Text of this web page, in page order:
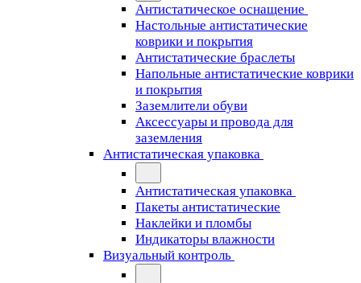
Антистатическое оснащение
Настольные антистатические
коврики и покрытия
Антистатические браслеты
Напольные антистатические коврики
и покрытия
Заземлители обуви
Аксессуары и провода для
заземления
Антистатическая упаковка
Антистатическая упаковка
Пакеты антистатические
Наклейки и пломбы
Индикаторы влажности
Визуальный контроль